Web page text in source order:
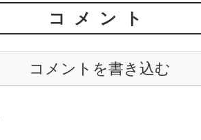
コメント
コメントを書き込む